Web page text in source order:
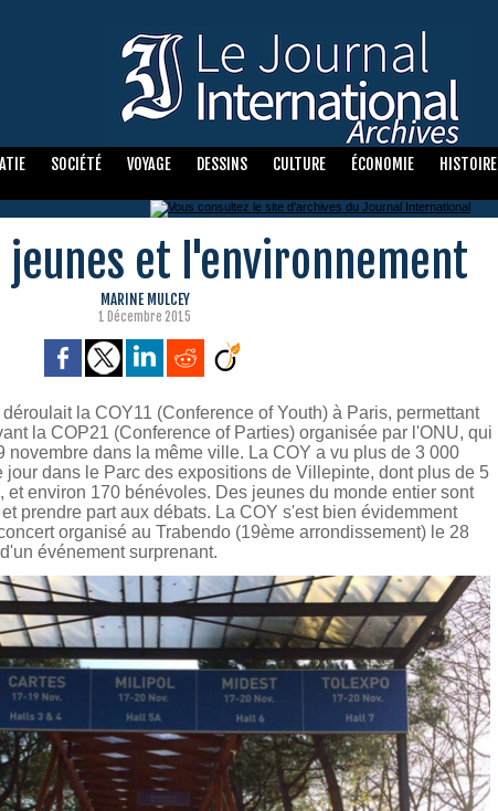
SOCIÉTÉ VOYAGE DESSINS CULTURE ÉCONOMIE HISTOIRE
jeunes et l'environnement
MARINE MULCEY
1 Décembre 2015
la COY11 (Conference of Youth) à Paris, permettant
la COP21 (Conference of Parties) organisée par l'ONU, qui
novembre dans la même ville. La COY a vu plus de 3 000
jour dans le Parc des expositions de Villepinte, dont plus de 5
et environ 170 bénévoles. Des jeunes du monde entier sont
prendre part aux débats. La COY s'est bien évidemment
organisé au Trabendo (19ème arrondissement) le 28
événement surprenant.